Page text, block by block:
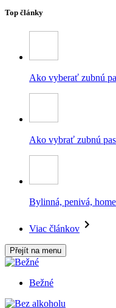
Top články
Ako vyberať zubnú
Ako vybrať zubnú
Bylinná, penivá,
Viac článkov
Přejít na menu
Bežné